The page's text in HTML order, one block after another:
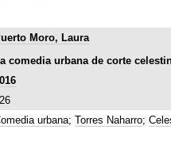
Moro, Laura
comedia urbana de corte
urbana; Torres Naharro;